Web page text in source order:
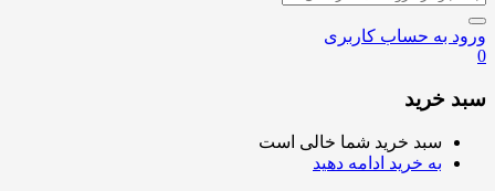
ورود به حساب کاربری
0
سبد خرید
سبد خرید شما خالی است
به خرید ادامه دهید